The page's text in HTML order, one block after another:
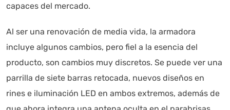
capaces del mercado.
Al ser una renovación de media vida, la armadora
incluye algunos cambios, pero fiel a la esencia del
producto, son cambios muy discretos. Se puede ver una
parrilla de siete barras retocada, nuevos diseños en
rines e iluminación LED en ambos extremos, además de